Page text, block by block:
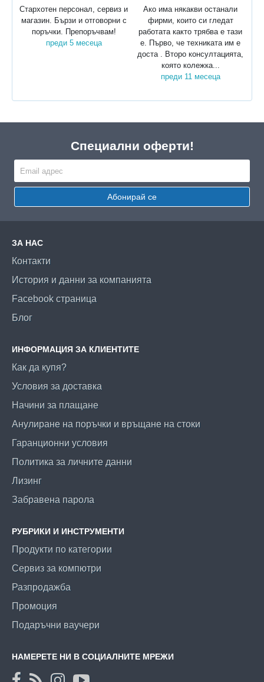
Стархотен персонал, сервиз и
магазин. Бързи и отговорни с
поръчки. Препоръчвам!
преди 5 месеца
Ако има някакви останали
фирми, които си гледат
работата както трябва е тази
е. Първо, че техниката им е
доста . Второ консултацията,
която колежка...
преди 11 месеца
Специални оферти!
Абонирай се
ЗА НАС
Контакти
История и данни за компанията
Facebook страница
Блог
ИНФОРМАЦИЯ ЗА КЛИЕНТИТЕ
Как да купя?
Условия за доставка
Начини за плащане
Анулиране на поръчки и връщане на стоки
Гаранционни условия
Политика за личните данни
Лизинг
Забравена парола
РУБРИКИ И ИНСТРУМЕНТИ
Продукти по категории
Сервиз за компютри
Разпродажба
Промоция
Подаръчни ваучери
НАМЕРЕТЕ НИ В СОЦИАЛНИТЕ МРЕЖИ